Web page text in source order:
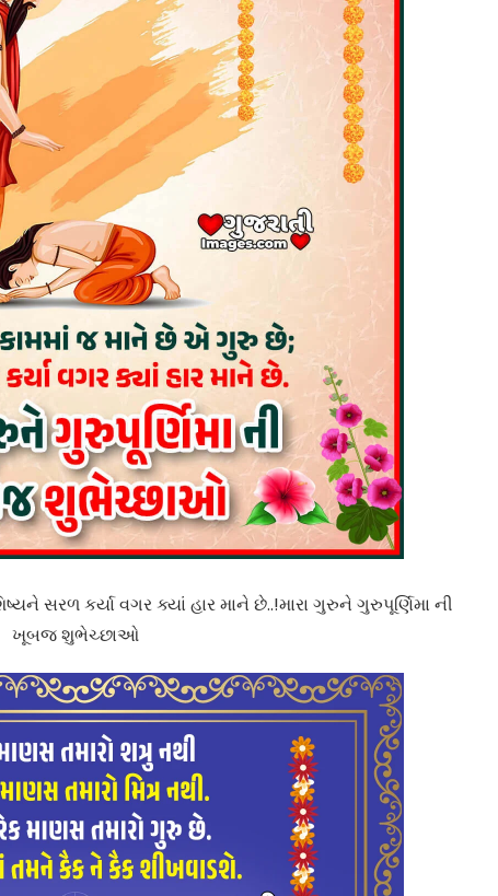
સરળ કર્યા વગર ક્યાં હાર માને છે..! મારા ગુરુને ગુરુપૂર્ણિમા ની
ખૂબજ શુભેચ્છાઓ